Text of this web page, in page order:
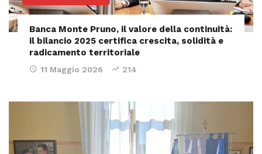
Banca Monte Pruno, il valore della continuità:
il bilancio 2025 certifica crescita, solidità e
radicamento territoriale
11 Maggio 2026 214